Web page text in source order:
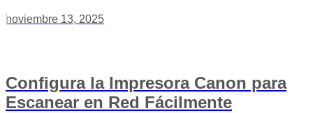
noviembre 13, 2025
Configura la Impresora Canon para
Escanear en Red Fácilmente